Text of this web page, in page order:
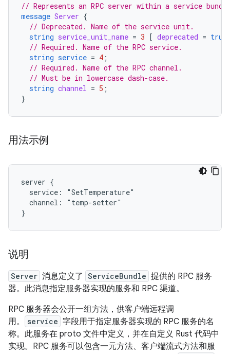
// Represents an RPC server within a service
message Server {
// Deprecated. Name of the service unit.
string service_unit_name = 3 [ deprecated = true
// Required. Name of the RPC service.
string service = 4 ;
// Required. Name of the RPC channel.
// Must be in lowercase dash-case.
string channel = 5 ;
}
用法示例
server {
  service: "SetTemperature"
  channel: "temp-setter"
说明
Server 消息定义了 ServiceBundle 提供的 RPC 服务
器。此消息指定服务器实现的服务和 RPC 渠道。
RPC 服务器会公开一组方法，供客户端远程调
用。
service 字段用于指定服务器实现的 RPC 服务的名
称。此服务在 proto 文件中定义，并在自定义 Rust 代码中
实现。RPC 服务可以包含一元方法、客户端流式方法和服